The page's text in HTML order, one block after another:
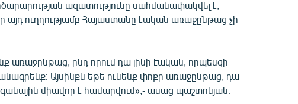
ազատությունը սահմանափակվել է,
այդ ուղղությամբ Հայաստանը էական առաջընթաց չի
առաջընթաց, ընդ որում դա լինի էական, որպեսզի
Այսինքն եթե ունենք փոքր առաջընթաց, դա
միավոր է համարվում»,- ասաց պաշտոնյան։